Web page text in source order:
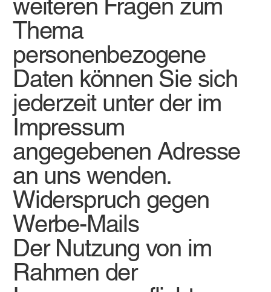
weiteren Fragen zum
Thema
personenbezogene
Daten können Sie sich
jederzeit unter der im
Impressum
angegebenen Adresse
an uns wenden.
Widerspruch gegen
Werbe-Mails
Der Nutzung von im
Rahmen der